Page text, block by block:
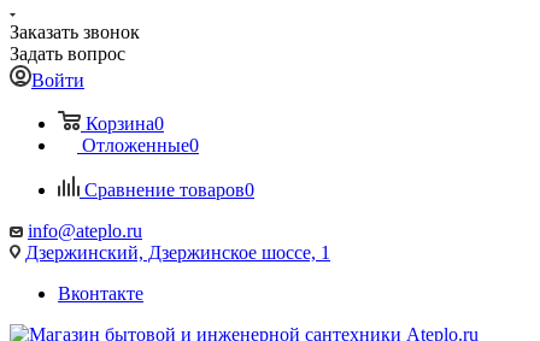
Заказать звонок
Задать вопрос
Войти
Корзина0
Отложенные0
Сравнение товаров0
info@ateplo.ru
Дзержинский, Дзержинское шоссе, 1
Вконтакте